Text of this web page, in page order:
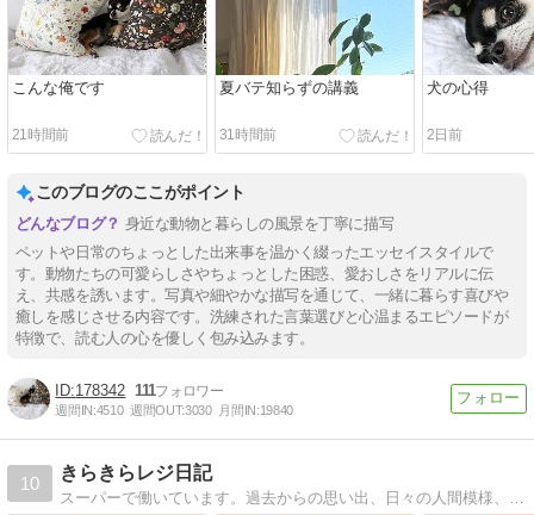
こんな俺です
21時間前
夏バテ知らずの講義
31時間前
犬の心得
2日前
このブログのここがポイント
身近な動物と暮らしの風景を丁寧に描写
ペットや日常のちょっとした出来事を温かく綴ったエッセイスタイルで
す。動物たちの可愛らしさやちょっとした困惑、愛おしさをリアルに伝
え、共感を誘います。写真や細やかな描写を通じて、一緒に暮らす喜びや
癒しを感じさせる内容です。洗練された言葉選びと心温まるエピソードが
特徴で、読む人の心を優しく包み込みます。
178342 111
週間IN:4510 週間OUT:3030 月間IN:19840
10
きらきらレジ日記
スーパーで働いています。過去からの思い出、日々の人間模様、私目線のレジあるある等を描いています。